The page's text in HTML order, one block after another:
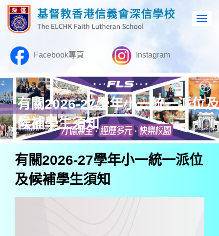
Facebook專頁 Instagram
有關2026-27學年小一統一派位及
候補學生須知
有關2026-27學年小一統一派位
及候補學生須知